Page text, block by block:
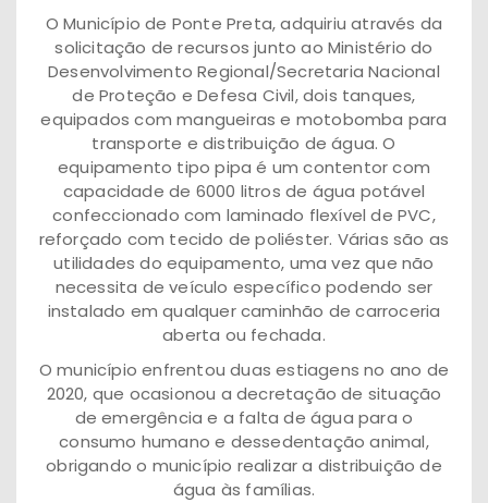
O Município de Ponte Preta, adquiriu através da
solicitação de recursos junto ao Ministério do
Desenvolvimento Regional/Secretaria Nacional
de Proteção e Defesa Civil, dois tanques,
equipados com mangueiras e motobomba para
transporte e distribuição de água. O
equipamento tipo pipa é um contentor com
capacidade de 6000 litros de água potável
confeccionado com laminado flexível de PVC,
reforçado com tecido de poliéster. Várias são as
utilidades do equipamento, uma vez que não
necessita de veículo específico podendo ser
instalado em qualquer caminhão de carroceria
aberta ou fechada.
O município enfrentou duas estiagens no ano de
2020, que ocasionou a decretação de situação
de emergência e a falta de água para o
consumo humano e dessedentação animal,
obrigando o município realizar a distribuição de
água às famílias.